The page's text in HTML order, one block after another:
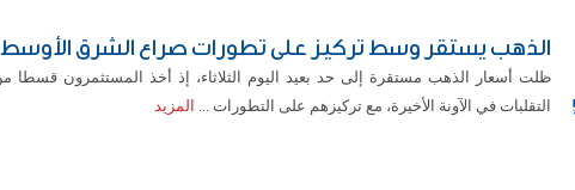
الذهب يستقر وسط تركيز على تطورات صراع الشرق الأوسط
ظلت أسعار الذهب مستقرة إلى حد بعيد اليوم الثلاثاء، إذ أخذ المستثمرون قسطا
التقلبات في الآونة الأخيرة، ​مع تركيزهم على التطورات ... المزيد